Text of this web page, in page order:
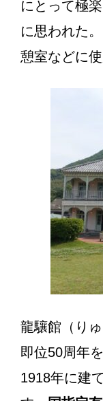
にとって極
に思われた
憩室などに
龍驤館（り
即位50周年
1918年に建